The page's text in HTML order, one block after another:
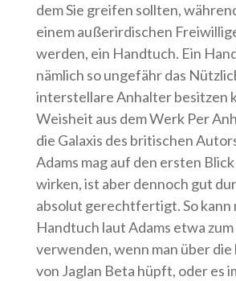
dem Sie greifen sollten,
einem außerirdischen
werden, ein Handtuch. Ein
nämlich so ungefähr das
interstellare Anhalter besitzen
Weisheit aus dem Werk Per
die Galaxis des britischen
Adams mag auf den ersten
wirken, ist aber dennoch gut
absolut gerechtfertigt. So kann
Handtuch laut Adams etwa
verwenden, wenn man über
von Jaglan Beta hüpft, oder es